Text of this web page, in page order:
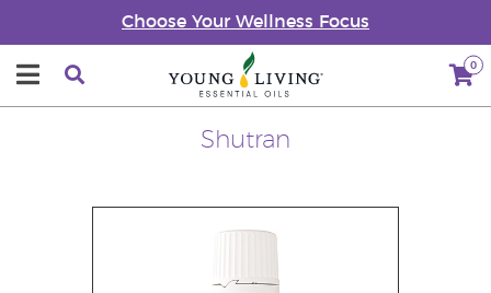
Choose Your Wellness Focus
0
Shutran